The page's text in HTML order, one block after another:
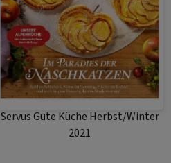
Servus Gute Küche Herbst/Winter
2021